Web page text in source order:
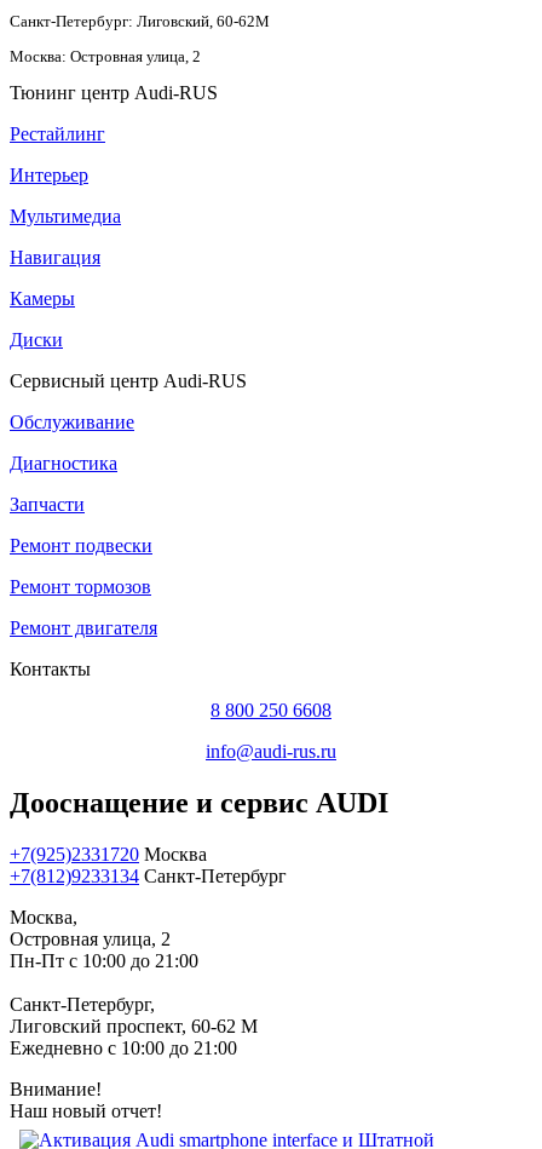
Санкт-Петербург: Лиговский, 60-62М
Москва: Островная улица, 2
Тюнинг центр Audi-RUS
Рестайлинг
Интерьер
Мультимедиа
Навигация
Камеры
Диски
Сервисный центр Audi-RUS
Обслуживание
Диагностика
Запчасти
Ремонт подвески
Ремонт тормозов
Ремонт двигателя
Контакты
8 800 250 6608
info@audi-rus.ru
Дооснащение и сервис AUDI
+7(925)2331720 Москва
+7(812)9233134 Санкт-Петербург
Москва,
Островная улица, 2
Пн-Пт с 10:00 до 21:00
Санкт-Петербург,
Лиговский проспект, 60-62 М
Ежедневно с 10:00 до 21:00
Внимание!
Наш новый отчет!